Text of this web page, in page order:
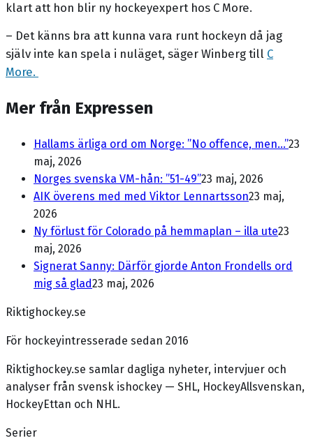
klart att hon blir ny hockeyexpert hos C More.
– Det känns bra att kunna vara runt hockeyn då jag
själv inte kan spela i nuläget, säger Winberg till C
More.
Mer från Expressen
Hallams ärliga ord om Norge: ”No offence, men...”23
maj, 2026
Norges svenska VM-hån: ”51-49”23 maj, 2026
AIK överens med med Viktor Lennartsson23 maj,
2026
Ny förlust för Colorado på hemmaplan – illa ute23
maj, 2026
Signerat Sanny: Därför gjorde Anton Frondells ord
mig så glad23 maj, 2026
Riktighockey.se
För hockeyintresserade sedan 2016
Riktighockey.se samlar dagliga nyheter, intervjuer och
analyser från svensk ishockey — SHL, HockeyAllsvenskan,
HockeyEttan och NHL.
Serier